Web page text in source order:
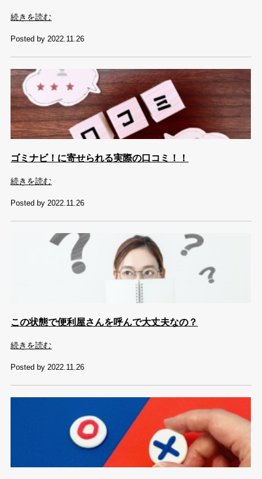
続きを読む
Posted by 2022.11.26
ゴミナビ！に寄せられる実際の口コミ！！
続きを読む
Posted by 2022.11.26
この状態で便利屋さんを呼んで大丈夫なの？
続きを読む
Posted by 2022.11.26